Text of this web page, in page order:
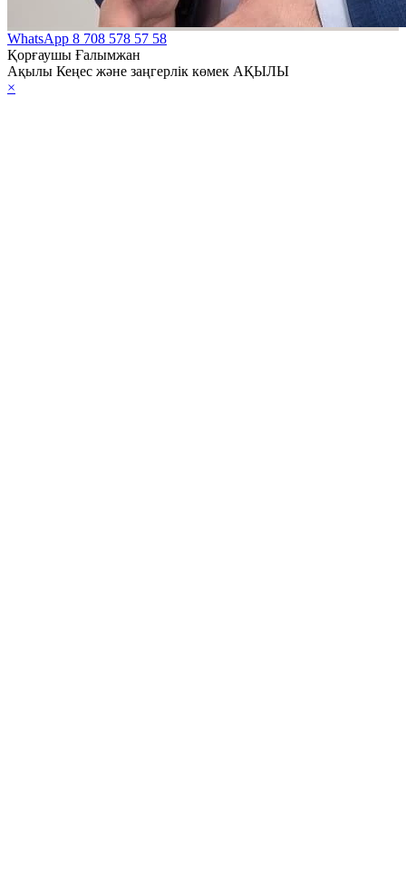
WhatsApp 8 708 578 57 58
Қорғаушы Ғалымжан
Ақылы Кеңес және заңгерлік көмек АҚЫЛЫ
×